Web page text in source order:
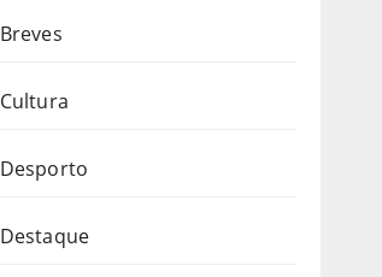
Breves
Cultura
Desporto
Destaque